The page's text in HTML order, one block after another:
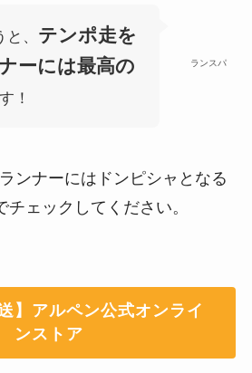
ランスパ
、 テンポ走を
ーには最高の
！
ンナーにはドンピシャとなる
ェックしてください。
】アルペン公式オンライ
ンストア